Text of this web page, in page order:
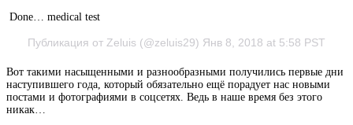
Done… medical test
Публикация от Zeluis (@zeluis29) Янв 8, 2018 at 5:58 PST
Вот такими насыщенными и разнообразными получились первые дни
наступившего года, который обязательно ещё порадует нас новыми
постами и фотографиями в соцсетях. Ведь в наше время без этого
никак…